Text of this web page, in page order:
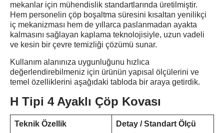
mekanlar için mühendislik standartlarında üretilmiştir.
Hem personelin çöp boşaltma süresini kısaltan yenilikçi
iç mekanizması hem de yıllarca paslanmadan ayakta
kalmasını sağlayan kaplama teknolojisiyle, uzun vadeli
ve kesin bir çevre temizliği çözümü sunar.
Kullanım alanınıza uygunluğunu hızlıca
değerlendirebilmeniz için ürünün yapısal ölçülerini ve
temel özelliklerini aşağıdaki tabloda bir araya getirdik.
H Tipi 4 Ayaklı Çöp Kovası
Teknik Özellik Detay / Standart Ölçü